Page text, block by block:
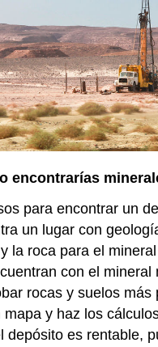
encontrarías
para encontrar un
un lugar con
la roca para el
con el mineral
rocas y suelos más
mapa y haz los
depósito es rentable,